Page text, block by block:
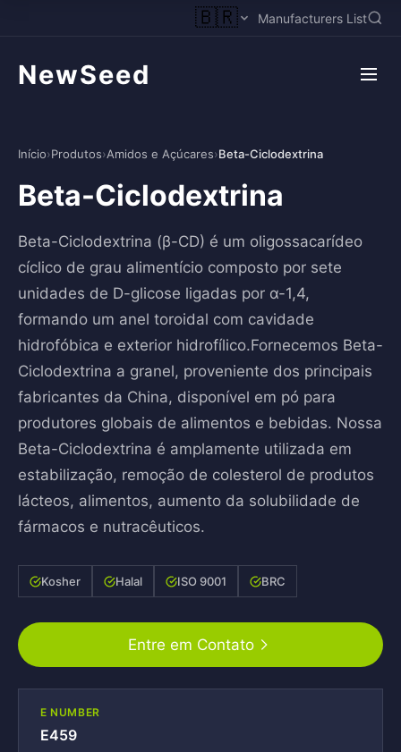
🇧🇷 Manufacturers List
NewSeed
Início›Produtos›Amidos e Açúcares›Beta-Ciclodextrina
Beta-Ciclodextrina
Beta-Ciclodextrina (β-CD) é um oligossacarídeo
cíclico de grau alimentício composto por sete
unidades de D-glicose ligadas por α-1,4,
formando um anel toroidal com cavidade
hidrofóbica e exterior hidrofílico.Fornecemos Beta-
Ciclodextrina a granel, proveniente dos principais
fabricantes da China, disponível em pó para
produtores globais de alimentos e bebidas. Nossa
Beta-Ciclodextrina é amplamente utilizada em
estabilização, remoção de colesterol de produtos
lácteos, alimentos, aumento da solubilidade de
fármacos e nutracêuticos.
Kosher Halal ISO 9001 BRC
Entre em Contato
E NUMBER
E459